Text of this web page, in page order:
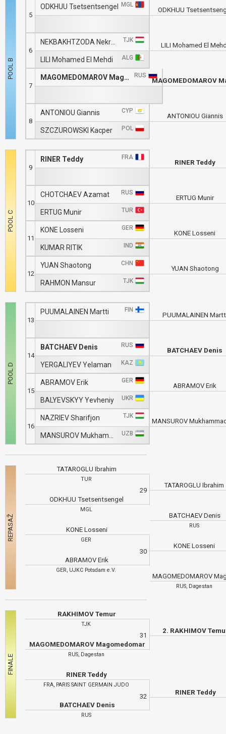
5
ODKHUU Tsetsentsengel MGL
6
TJK
LILI Mohamed El Mehdi ALG
7
MAGOMEDOMAROV Magomedomar RUS
8
ANTONIOU Giannis CYP
SZCZUROWSKI Kacper POL
ODKHUU
LILI Mohamed El
ANTONIOU Giannis
9
RINER Teddy FRA
10
CHOTCHAEV Azamat RUS
ERTUG Munir TUR
11
KONE Losseni GER
KUMAR RITIK IND
12
YUAN Shaotong CHN
RAHMON Mansur TJK
RINER Teddy
ERTUG Munir
KONE Losseni
YUAN Shaotong
13
PUUMALAINEN Martti FIN
14
BATCHAEV Denis RUS
YERGALIYEV Yelaman KAZ
15
ABRAMOV Erik GER
BALYEVSKYY Yevheniy UKR
16
NAZRIEV Sharifjon TJK
UZB
PUUMALAINEN
BATCHAEV Denis
ABRAMOV Erik
TATAROGLU Ibrahim
TUR
ODKHUU Tsetsentsengel
MGL
KONE Losseni
GER
ABRAMOV Erik
GER, UJKC Potsdam e.V.
29
TATAROGLU
BATCHAEV Denis
RUS
30
KONE Losseni
RUS, Dagestan
RAKHIMOV Temur
TJK
MAGOMEDOMAROV Magomedomar
RUS, Dagestan
RINER Teddy
FRA, PARIS SAINT GERMAIN JUDO
BATCHAEV Denis
RUS
31
2. RAKHIMOV
32
RINER Teddy